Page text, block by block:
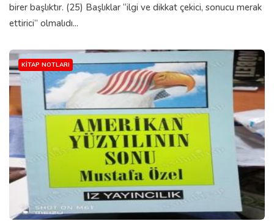
birer başlıktır. (25) Başlıklar “ilgi ve dikkat çekici, sonucu merak
ettirici” olmalıdı...
KITAP NOTLARI